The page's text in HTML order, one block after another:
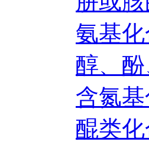
氨基
醇、
含氮
醌类